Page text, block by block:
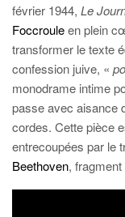
février 1944, Le
Foccrouleen plein
transformer le texte
confession juive, «
monodrame intime
passe avec aisance
cordes. Cette pièce
entrecoupées par le
Beethoven,